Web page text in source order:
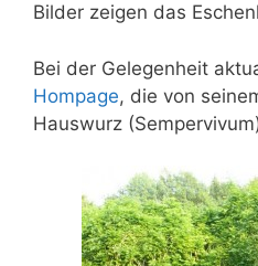
Bilder zeigen das
Bei der Gelegenheit
Hompage, die von
Hauswurz